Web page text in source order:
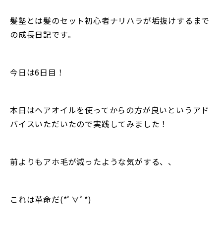
髪塾とは髪のセット初心者ナリハラが垢抜けするまで
の成長日記です。
今日は6日目！
本日はヘアオイルを使ってからの方が良いというアド
バイスいただいたので実践してみました！
前よりもアホ毛が減ったような気がする、、
これは革命だ(*ﾟ∀ﾟ*)